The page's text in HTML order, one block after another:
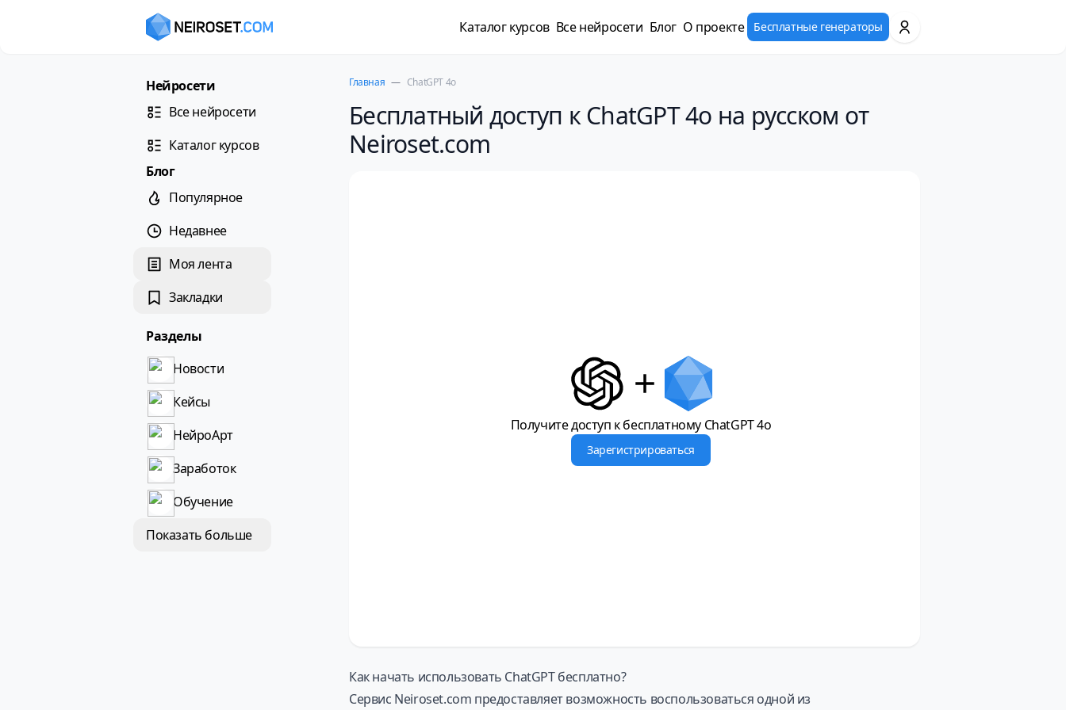
Каталог курсов Все нейросети Блог О проекте Бесплатные генераторы
Нейросети
Все нейросети
Каталог курсов
Блог
Популярное
Недавнее
Моя лента
Закладки
Разделы
Новости
Кейсы
НейроАрт
Заработок
Обучение
Показать больше
Главная — ChatGPT 4o
Бесплатный доступ к ChatGPT 4o на русском от
Neiroset.com
Получите доступ к бесплатному ChatGPT 4o
Зарегистрироваться
Как начать использовать ChatGPT бесплатно?
Сервис Neiroset.com предоставляет возможность воспользоваться одной из